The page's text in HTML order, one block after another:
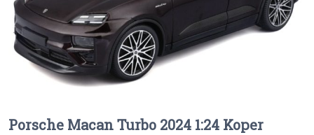
Porsche Macan Turbo 2024 1:24 Koper